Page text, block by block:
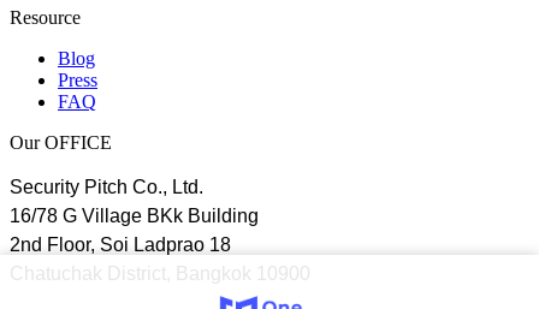
Resource
Blog
Press
FAQ
Our OFFICE
Security Pitch Co., Ltd.
16/78 G Village BKk Building
2nd Floor, Soi Ladprao 18
Chatuchak District, Bangkok 10900